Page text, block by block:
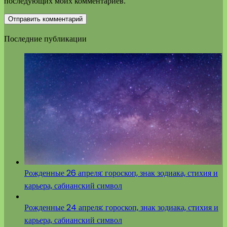
Последние публикации
Рожденные 26 апреля: гороскоп, знак зодиака, стихия и
карьера, сабианский символ
Рожденные 24 апреля: гороскоп, знак зодиака, стихия и
карьера, сабианский символ